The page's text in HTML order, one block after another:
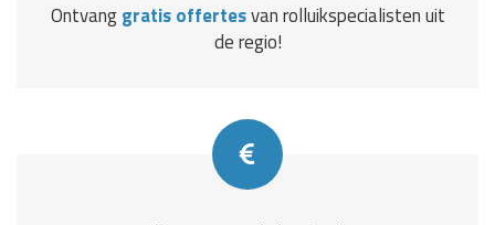
Ontvanggratis offertesvan rolluikspecialisten uit
de regio!